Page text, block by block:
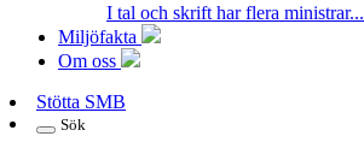
I tal och skrift har flera ministrar...
Miljöfakta
Om oss
Stötta SMB
Sök